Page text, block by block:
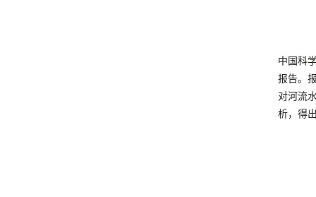
中国科
报告。
对河流
析，得